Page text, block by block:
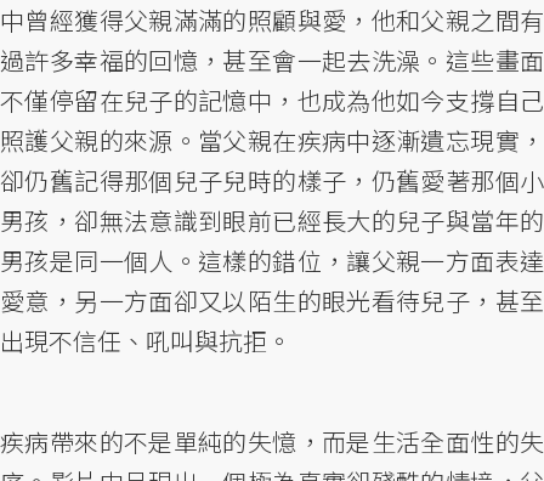
中曾經獲得父親滿滿的照顧與愛，他和父親之間有
過許多幸福的回憶，甚至會一起去洗澡。這些畫面
不僅停留在兒子的記憶中，也成為他如今支撐自己
照護父親的來源。當父親在疾病中逐漸遺忘現實，
卻仍舊記得那個兒子兒時的樣子，仍舊愛著那個小
男孩，卻無法意識到眼前已經長大的兒子與當年的
男孩是同一個人。這樣的錯位，讓父親一方面表達
愛意，另一方面卻又以陌生的眼光看待兒子，甚至
出現不信任、吼叫與抗拒。
疾病帶來的不是單純的失憶，而是生活全面性的失